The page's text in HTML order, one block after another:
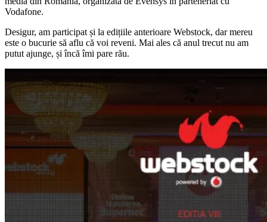
Vodafone.
Desigur, am participat și la edițiile anterioare Webstock, dar mereu
este o bucurie să aflu că voi reveni. Mai ales că anul trecut nu am
putut ajunge, și încă îmi pare rău.